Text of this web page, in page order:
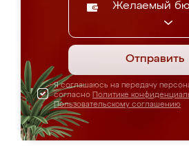
Желаемый
Отправить
Я соглашаюсь на передачу
согласно Политике
Пользовательскому соглашению